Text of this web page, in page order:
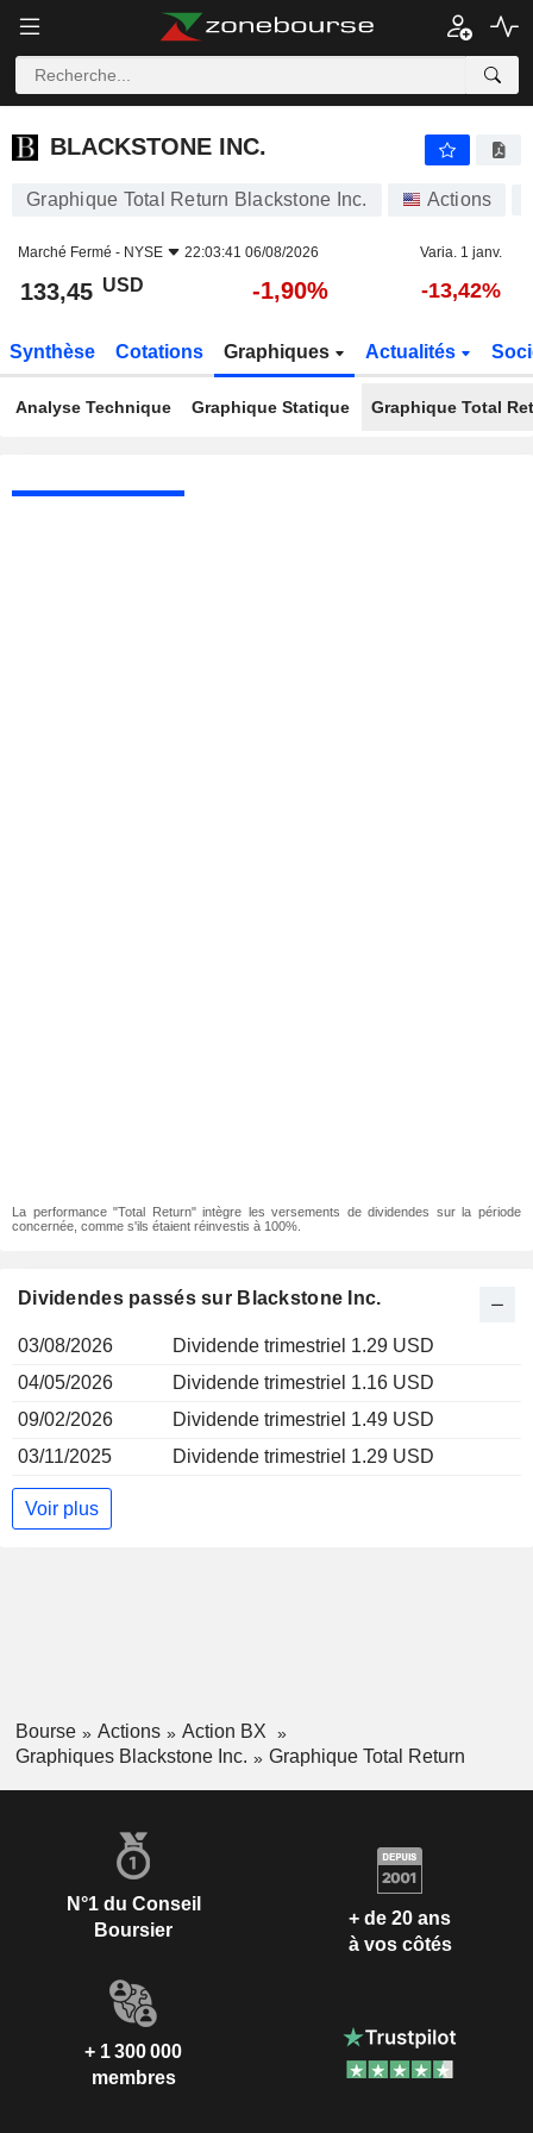
BLACKSTONE INC.
BLACKSTONE INC.
Graphique Total Return Blackstone Inc. Actions
Marché Fermé - NYSE 22:03:41 06/08/2026 Varia. 1 janv.
133,45 USD -1,90% -13,42%
Synthèse Cotations Graphiques Actualités
Analyse Technique Graphique Statique Graphique Total
La performance "Total Return" intègre les versements de dividendes sur la période
concernée, comme s'ils étaient réinvestis à 100%.
Dividendes passés sur Blackstone Inc.
03/08/2026
Dividende trimestriel 1.29 USD
04/05/2026
Dividende trimestriel 1.16 USD
09/02/2026
Dividende trimestriel 1.49 USD
03/11/2025
Dividende trimestriel 1.29 USD
Voir plus
Bourse Actions
Action BX
Graphiques Blackstone Inc.
Graphique Total Return
N°1 du Conseil
Boursier
+ de 20 ans
à vos côtés
+ 1 300 000
membres